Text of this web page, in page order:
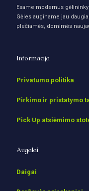
Esame modernus
Gėles auginame jau
plečiamės, domimės
Informacija
Privatumo politika
Pirkimo ir pristatymo
Pick Up atsiėmimo
Augalai
Daigai